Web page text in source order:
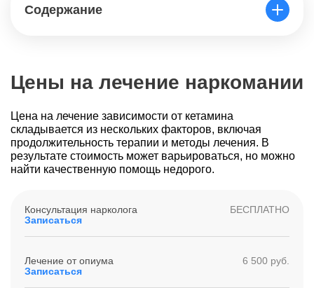
Содержание
Цены на лечение наркомании
Цена на лечение зависимости от кетамина
складывается из нескольких факторов, включая
продолжительность терапии и методы лечения. В
результате стоимость может варьироваться, но можно
найти качественную помощь недорого.
Консультация нарколога
БЕСПЛАТНО
Записаться
Лечение от опиума
6 500 руб.
Записаться